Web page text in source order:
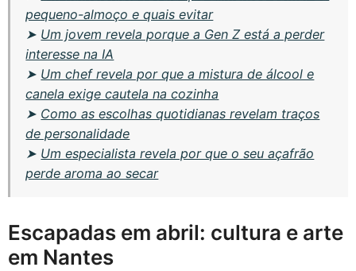
pequeno-almoço e quais evitar
➤ Um jovem revela porque a Gen Z está a perder
interesse na IA
➤ Um chef revela por que a mistura de álcool e
canela exige cautela na cozinha
➤ Como as escolhas quotidianas revelam traços
de personalidade
➤ Um especialista revela por que o seu açafrão
perde aroma ao secar
Escapadas em abril: cultura e arte
em Nantes